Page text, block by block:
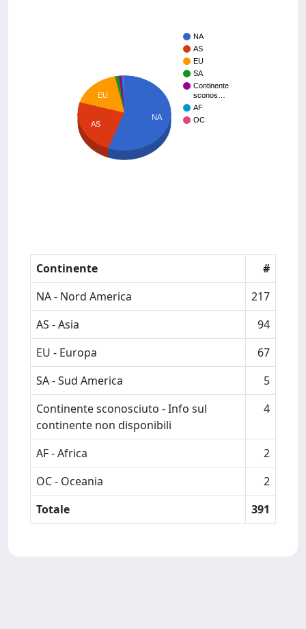
NA
AS
EU
SA
Continente
sconos…
AF
OC
EU
AS
NA
Continente
#
NA - Nord America
217
AS - Asia
94
EU - Europa
67
SA - Sud America
5
Continente sconosciuto - Info sul
continente non disponibili
4
AF - Africa
2
OC - Oceania
2
Totale
391